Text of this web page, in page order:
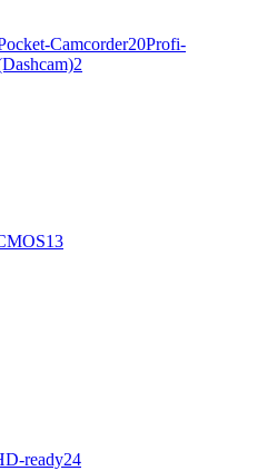
Camcorder20Profi-
2
13
ready24